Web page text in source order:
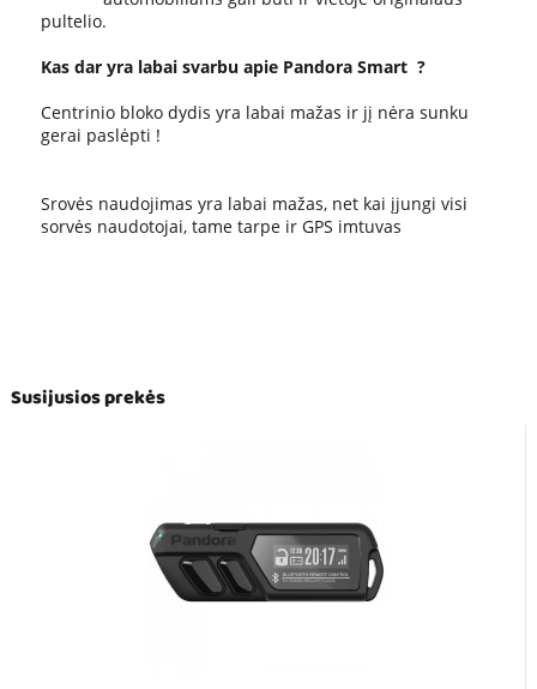
pultelio.
Kas dar yra labai svarbu apie Pandora Smart ?
Centrinio bloko dydis yra labai mažas ir jį nėra sunku
gerai paslėpti !
Srovės naudojimas yra labai mažas, net kai įjungi visi
sorvės naudotojai, tame tarpe ir GPS imtuvas
Susijusios prekės